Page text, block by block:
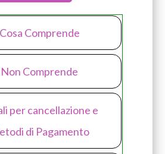
Cosa Comprende
Non Comprende
per cancellazione e
di Pagamento